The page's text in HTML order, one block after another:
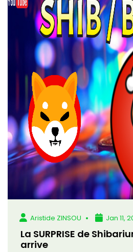
Aristide ZINSOU Jan 11,
La SURPRISE de
arrive